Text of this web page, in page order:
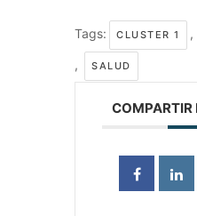
Tags: CLUSTER 1 ,
, SALUD
COMPARTIR